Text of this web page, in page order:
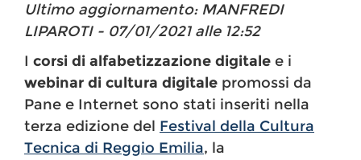
Ultimo aggiornamento: MANFREDI
LIPAROTI - 07/01/2021 alle 12:52
I corsi di alfabetizzazione digitale e i
webinar di cultura digitale promossi da
Pane e Internet sono stati inseriti nella
terza edizione del Festival della Cultura
Tecnica di Reggio Emilia, la